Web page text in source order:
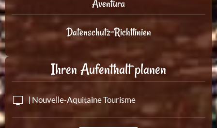
Aventura
Datenschutz-Richtlinien
Ihren Aufenthalt planen
| Nouvelle-Aquitaine Tourisme